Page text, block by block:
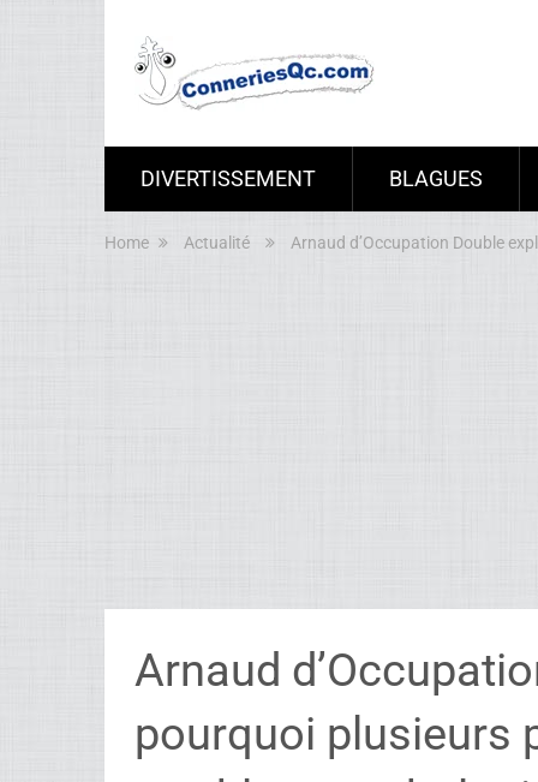
DIVERTISSEMENT BLAGUES
Home Actualité Arnaud d’Occupation Double
Arnaud
pourquoi plusieurs